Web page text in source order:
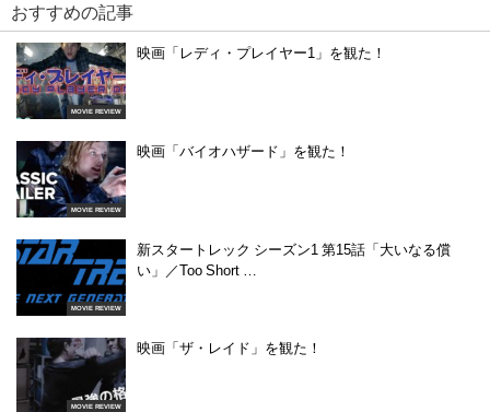
おすすめの記事
MOVIE REVIEW
映画「レディ・プレイヤー1」を観た！
MOVIE REVIEW
映画「バイオハザード」を観た！
MOVIE REVIEW
新スタートレック シーズン1 第15話「大いなる償
い」／Too Short …
MOVIE REVIEW
映画「ザ・レイド」を観た！